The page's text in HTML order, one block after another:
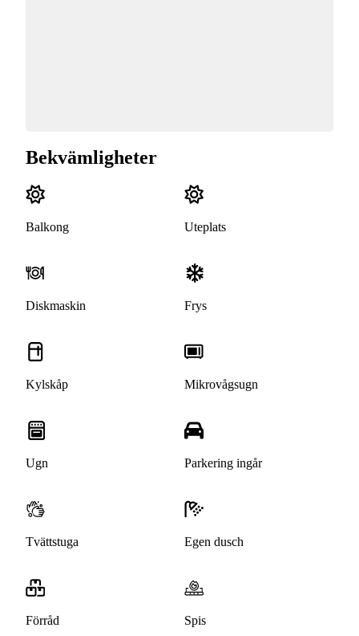
Bekvämligheter
Balkong Uteplats
Diskmaskin Frys
Kylskåp Mikrovågsugn
Ugn Parkering ingår
Tvättstuga Egen dusch
Förråd Spis